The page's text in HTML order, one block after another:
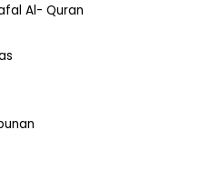
Al- Quran